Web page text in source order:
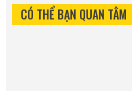
CÓ THỂ BẠN QUAN TÂM